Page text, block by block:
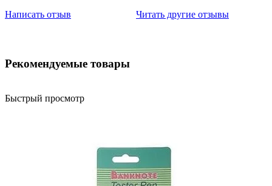
Написать отзыв
Читать другие отзывы
Рекомендуемые товары
Быстрый просмотр